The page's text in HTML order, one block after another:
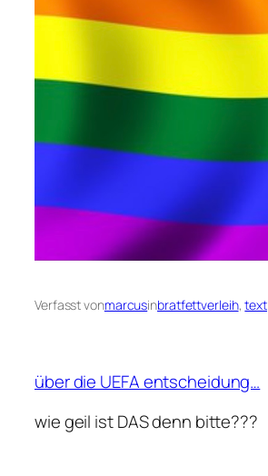
Verfasst vonmarcusinbratfettverleih, text
über die UEFA entscheidung…
wie geil ist DAS denn bitte???